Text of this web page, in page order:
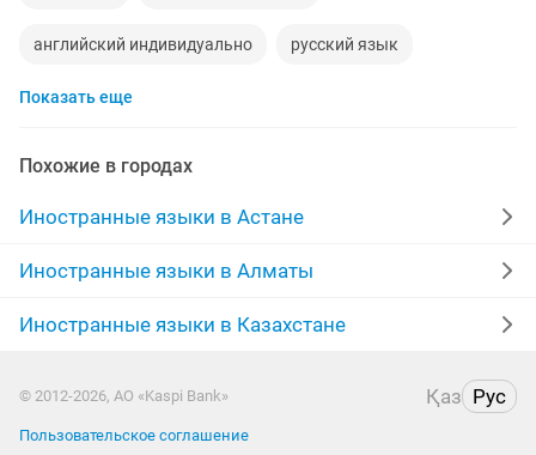
английский индивидуально русский язык
русские
немецкий язык носитель языка
репетитор казахского языка
репетитор английский язык
репетитор по казахскому языку
Показать еще
Похожие в городах
Иностранные языки в Астане
Иностранные языки в Алматы
Иностранные языки в Казахстане
© 2012-2026, АО «Kaspi Bank» Қаз Рус
Пользовательское соглашение